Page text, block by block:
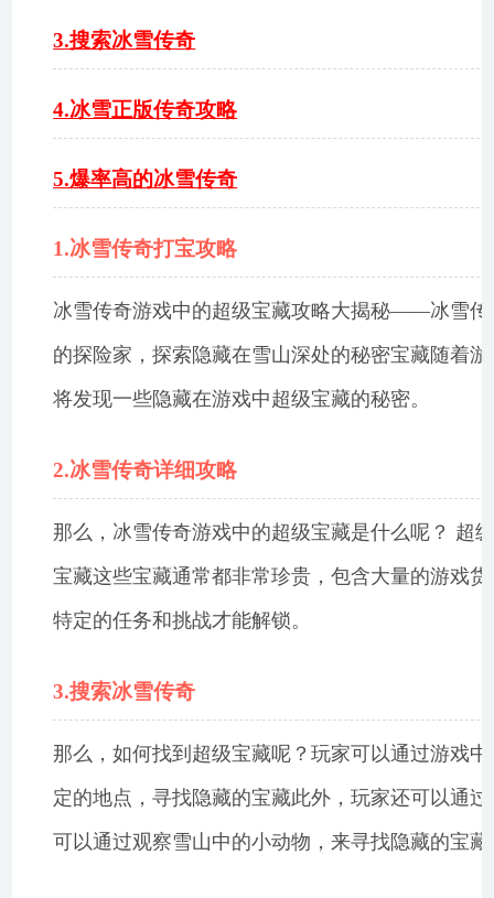
3.搜索冰雪传奇
4.冰雪正版传奇攻略
5.爆率高的冰雪传奇
1.冰雪传奇打宝攻略
冰雪传奇游戏中的超级宝藏攻略大揭秘——冰雪
的探险家，探索隐藏在雪山深处的秘密宝藏随着
将发现一些隐藏在游戏中超级宝藏的秘密。
2.冰雪传奇详细攻略
那么，冰雪传奇游戏中的超级宝藏是什么呢？ 超
宝藏这些宝藏通常都非常珍贵，包含大量的游戏
特定的任务和挑战才能解锁。
3.搜索冰雪传奇
那么，如何找到超级宝藏呢？玩家可以通过游戏
定的地点，寻找隐藏的宝藏此外，玩家还可以通
可以通过观察雪山中的小动物，来寻找隐藏的宝藏